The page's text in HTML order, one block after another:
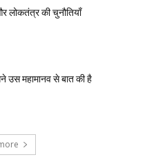
लोकतंत्र की चुनौतियाँ
उस महामानव से बात की है